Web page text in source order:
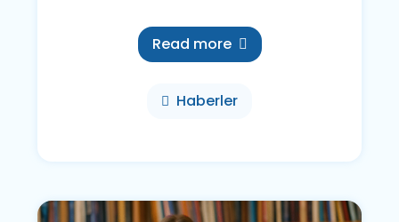
Read more
Haberler